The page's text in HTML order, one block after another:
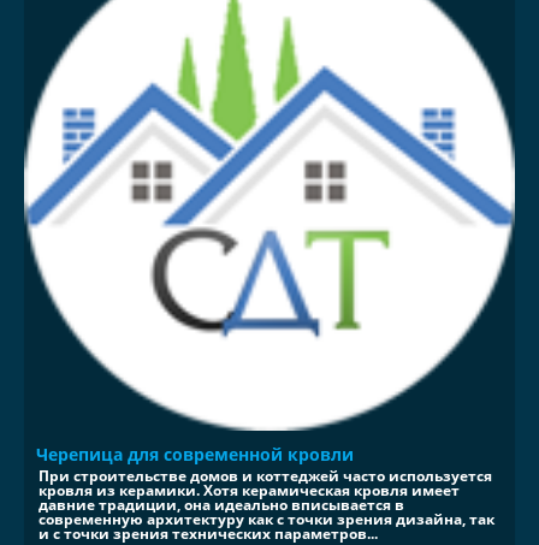
Черепица для современной кровли
При строительстве домов и коттеджей часто используется
кровля из керамики. Хотя керамическая кровля имеет
давние традиции, она идеально вписывается в
современную архитектуру как с точки зрения дизайна, так
и с точки зрения технических параметров...